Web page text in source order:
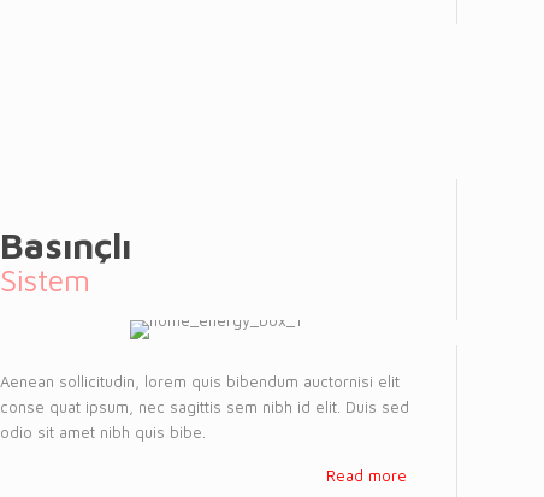
Basınçlı
Sistem
Aenean sollicitudin, lorem quis bibendum auctornisi elit
conse quat ipsum, nec sagittis sem nibh id elit. Duis sed
odio sit amet nibh quis bibe.
Read more